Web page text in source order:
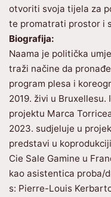
otvoriti svoja tijela za
te promatrati prostor i
Biografija:
Naama je politička
traži načine da
program plesa i
2019. živi u Bruxellesu.
projektu Marca
2023. sudjeluje u
predstavi u
Cie Sale Gamine u
kao asistentica proba/
s: Pierre-Louis